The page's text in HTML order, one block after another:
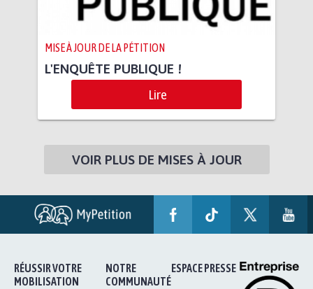
MISE À JOUR DE LA PÉTITION
L'ENQUÊTE PUBLIQUE !
Lire
VOIR PLUS DE MISES À JOUR
RÉUSSIR VOTRE
MOBILISATION
NOTRE
COMMUNAUTÉ
ESPACE PRESSE